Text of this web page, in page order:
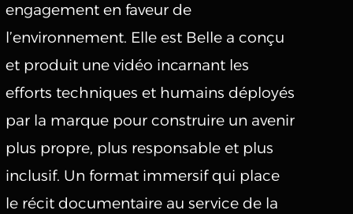
engagement en faveur de
l’environnement. Elle est Belle a conçu
et produit une vidéo incarnant les
efforts techniques et humains déployés
par la marque pour construire un avenir
plus propre, plus responsable et plus
inclusif. Un format immersif qui place
le récit documentaire au service de la